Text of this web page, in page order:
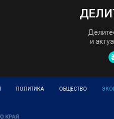
и
ПОЛИТИКА ОБЩЕСТВО